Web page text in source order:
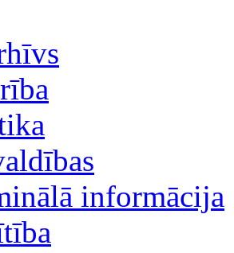
informācija